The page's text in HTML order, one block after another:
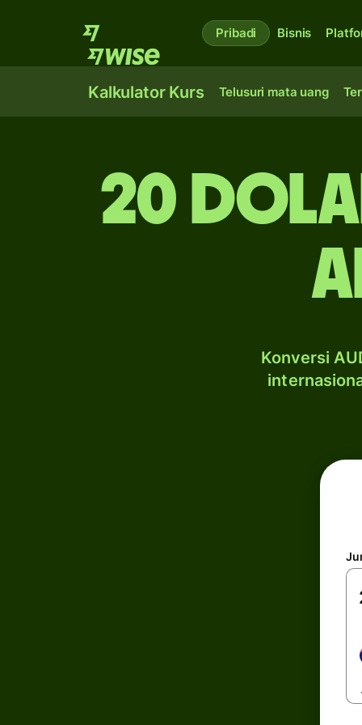
Pribadi Bisnis
Kalkulator Kurs Telusuri mata uang
20
Konversi